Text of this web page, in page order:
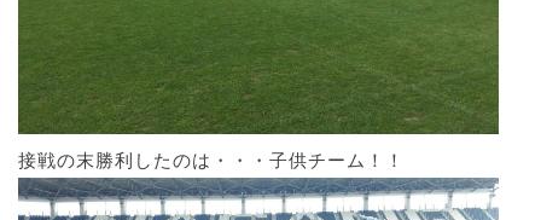
接戦の末勝利したのは・・・子供チーム！！